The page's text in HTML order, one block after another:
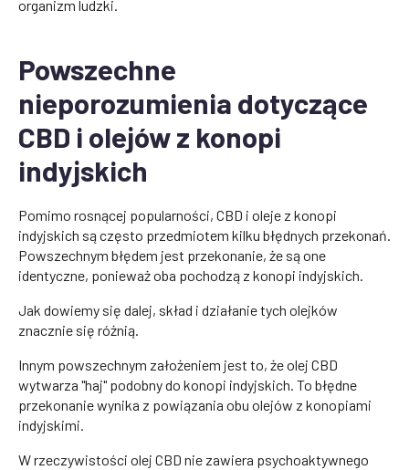
organizm ludzki.
Powszechne
nieporozumienia dotyczące
CBD i olejów z konopi
indyjskich
Pomimo rosnącej popularności, CBD i oleje z konopi
indyjskich są często przedmiotem kilku błędnych przekonań.
Powszechnym błędem jest przekonanie, że są one
identyczne, ponieważ oba pochodzą z konopi indyjskich.
Jak dowiemy się dalej, skład i działanie tych olejków
znacznie się różnią.
Innym powszechnym założeniem jest to, że olej CBD
wytwarza "haj" podobny do konopi indyjskich. To błędne
przekonanie wynika z powiązania obu olejów z konopiami
indyjskimi.
W rzeczywistości olej CBD nie zawiera psychoaktywnego